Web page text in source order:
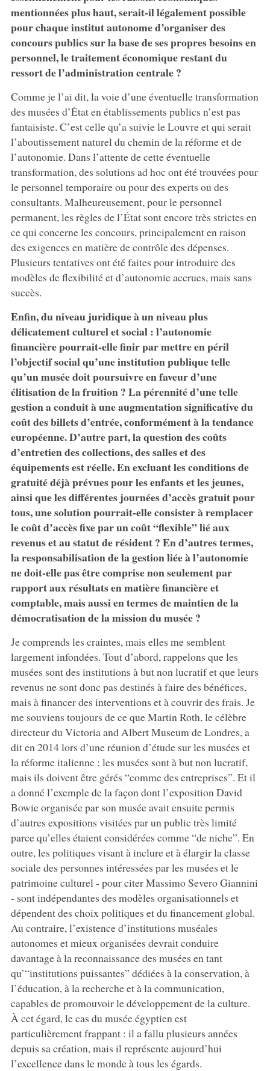
mentionnées plus haut, serait-il légalement possible
pour chaque institut autonome d’organiser des
concours publics sur la base de ses propres besoins en
personnel, le traitement économique restant du
ressort de l’administration centrale ?
Comme je l’ai dit, la voie d’une éventuelle transformation
des musées d’État en établissements publics n’est pas
fantaisiste. C’est celle qu’a suivie le Louvre et qui serait
l’aboutissement naturel du chemin de la réforme et de
l’autonomie. Dans l’attente de cette éventuelle
transformation, des solutions ad hoc ont été trouvées pour
le personnel temporaire ou pour des experts ou des
consultants. Malheureusement, pour le personnel
permanent, les règles de l’État sont encore très strictes en
ce qui concerne les concours, principalement en raison
des exigences en matière de contrôle des dépenses.
Plusieurs tentatives ont été faites pour introduire des
modèles de flexibilité et d’autonomie accrues, mais sans
succès.
Enfin, du niveau juridique à un niveau plus
délicatement culturel et social : l’autonomie
financière pourrait-elle finir par mettre en péril
l’objectif social qu’une institution publique telle
qu’un musée doit poursuivre en faveur d’une
élitisation de la fruition ? La pérennité d’une telle
gestion a conduit à une augmentation significative du
coût des billets d’entrée, conformément à la tendance
européenne. D’autre part, la question des coûts
d’entretien des collections, des salles et des
équipements est réelle. En excluant les conditions de
gratuité déjà prévues pour les enfants et les jeunes,
ainsi que les différentes journées d’accès gratuit pour
tous, une solution pourrait-elle consister à remplacer
le coût d’accès fixe par un coût “flexible” lié aux
revenus et au statut de résident ?En d’autres termes,
la responsabilisation de la gestion liée à l’autonomie
ne doit-elle pas être comprise non seulement par
rapport aux résultats en matière financière et
comptable, mais aussi en termes de maintien de la
démocratisation de la mission du musée ?
Je comprends les craintes, mais elles me semblent
largement infondées. Tout d’abord, rappelons que les
musées sont des institutions à but non lucratif et que leurs
revenus ne sont donc pas destinés à faire des bénéfices,
mais à financer des interventions et à couvrir des frais. Je
me souviens toujours de ce que Martin Roth, le célèbre
directeur du Victoria and Albert Museum de Londres, a
dit en 2014 lors d’une réunion d’étude sur les musées et
la réforme italienne : les musées sont à but non lucratif,
mais ils doivent être gérés “comme des entreprises”. Et il
a donné l’exemple de la façon dont l’exposition David
Bowie organisée par son musée avait ensuite permis
d’autres expositions visitées par un public très limité
parce qu’elles étaient considérées comme “de niche”. En
outre, les politiques visant à inclure et à élargir la classe
sociale des personnes intéressées par les musées et le
patrimoine culturel - pour citer Massimo Severo Giannini
- sont indépendantes des modèles organisationnels et
dépendent des choix politiques et du financement global.
Au contraire, l’existence d’institutions muséales
autonomes et mieux organisées devrait conduire
davantage à la reconnaissance des musées en tant
qu’“institutions puissantes” dédiées à la conservation, à
l’éducation, à la recherche et à la communication,
capables de promouvoir le développement de la culture.
À cet égard, le cas du musée égyptien est
particulièrement frappant : il a fallu plusieurs années
depuis sa création, mais il représente aujourd’hui
l’excellence dans le monde à tous les égards.